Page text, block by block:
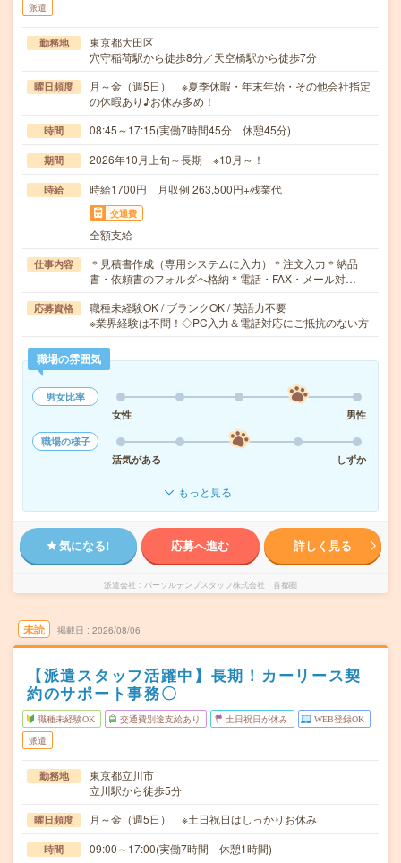
派遣
勤務地
東京都大田区
穴守稲荷駅から徒歩8分／天空橋駅から徒歩7分
曜日頻度
月～金（週5日） ※夏季休暇・年末年始・その他会社指定
の休暇あり♪お休み多め！
時間 08:45～17:15(実働7時間45分 休憩45分)
期間 2026年10月上旬～長期 ※10月～！
時給 時給1700円 月収例 263,500円+残業代
交通費
全額支給
仕事内容
＊見積書作成（専用システムに入力）＊注文入力＊納品
書・依頼書のフォルダへ格納＊電話・FAX・メール対…
応募資格
職種未経験OK / ブランクOK / 英語力不要
※業界経験は不問！◇PC入力＆電話対応にご抵抗のない方
職場の雰囲気
男女比率
女性
男性
職場の様子
活気がある
しずか
もっと見る
気になる! 応募へ進む 詳しく見る
派遣会社 パーソルテンプスタッフ株式会社 首都圏
未読 掲載日 2026/08/06
【派遣スタッフ活躍中】長期！カーリース契
約のサポート事務〇
職種未経験OK 交通費別途支給あり 土日祝日が休み WEB登録OK
派遣
勤務地
東京都立川市
立川駅から徒歩5分
曜日頻度 月～金（週5日） ※土日祝日はしっかりお休み
時間 09:00～17:00(実働7時間 休憩1時間)